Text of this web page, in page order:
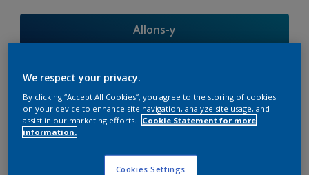
Allons-y
Suggestions
d'Harmonies
We respect your privacy.
By clicking “Accept All Cookies”, you agree to the storing of cookies
on your device to enhance site navigation, analyze site usage, and
assist in our marketing efforts.
Cookie Statement for more
information.
Cookies Settings